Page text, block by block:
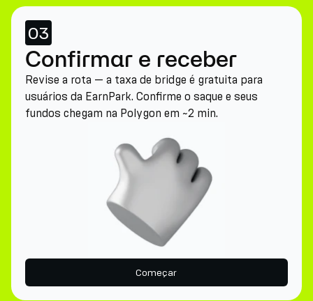
03
Confirmar e receber
Revise a rota — a taxa de bridge é gratuita para
usuários da EarnPark. Confirme o saque e seus
fundos chegam na Polygon em ~2 min.
Começar